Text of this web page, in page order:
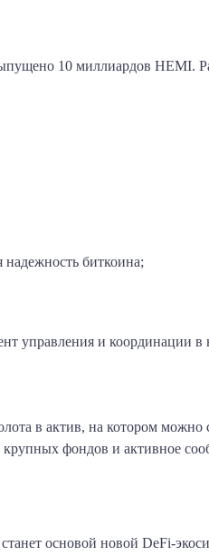
10 миллиардов HEMI.
надежность биткоина;
управления и координации в
в актив, на котором можно
фондов и активное
основой новой DeFi-